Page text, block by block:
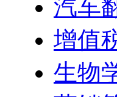
汽车
增值
生物